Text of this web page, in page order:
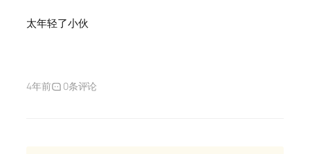
太年轻了小伙
4年前 0条评论